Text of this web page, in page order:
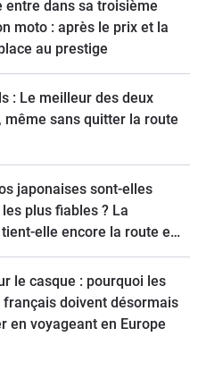
entre dans sa troisième
moto : après le prix et la
au prestige
: Le meilleur des deux
même sans quitter la route
japonaises sont-elles
plus fiables ? La
elle encore la route en
le casque : pourquoi les
français doivent désormais
en voyageant en Europe